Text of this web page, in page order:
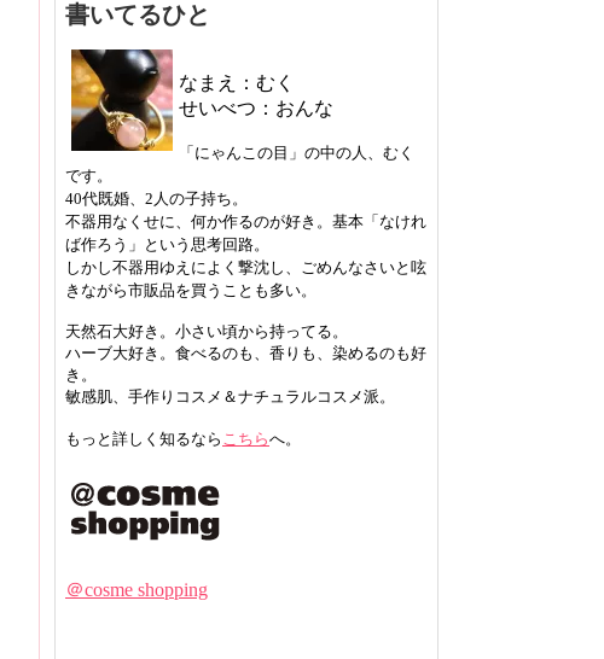
書いてるひと
なまえ：むく
せいべつ：おんな
「にゃんこの目」の中の人、むく
です。
40代既婚、2人の子持ち。
不器用なくせに、何か作るのが好き。基本「なけれ
ば作ろう」という思考回路。
しかし不器用ゆえによく撃沈し、ごめんなさいと呟
きながら市販品を買うことも多い。
天然石大好き。小さい頃から持ってる。
ハーブ大好き。食べるのも、香りも、染めるのも好
き。
敏感肌、手作りコスメ＆ナチュラルコスメ派。
もっと詳しく知るなら こちらへ。
＠cosme shopping